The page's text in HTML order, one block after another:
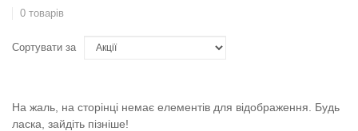
0 товарів
Сортувати за
На жаль, на сторінці немає елементів для відображення. Будь
ласка, зайдіть пізніше!